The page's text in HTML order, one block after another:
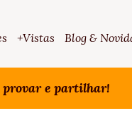
+Vistas Blog &
provar e partilhar!